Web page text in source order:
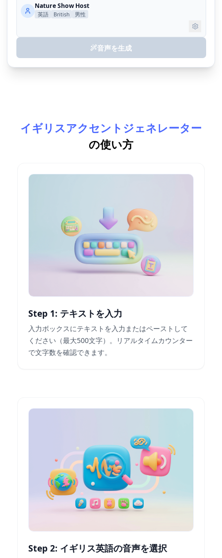
Nature Show Host
英語 British 男性
音声を生成
イギリスアクセントジェネレーター
の使い方
Step 1: テキストを入力
入力ボックスにテキストを入力またはペーストして
ください（最大500文字）。リアルタイムカウンター
で文字数を確認できます。
Step 2: イギリス英語の音声を選択